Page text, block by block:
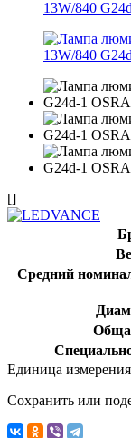
[]
Средний
Единица
Сохранить или